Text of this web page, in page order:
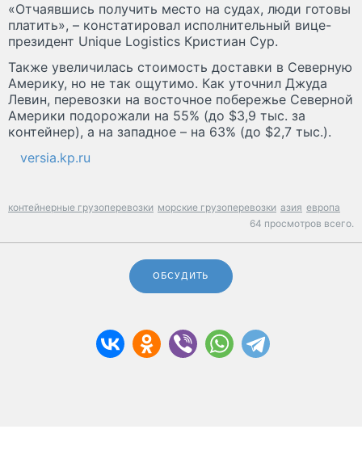
«Отчаявшись получить место на судах, люди готовы
платить», – констатировал исполнительный вице-
президент Unique Logistics Кристиан Сур.
Также увеличилась стоимость доставки в Северную
Америку, но не так ощутимо. Как уточнил Джуда
Левин, перевозки на восточное побережье Северной
Америки подорожали на 55% (до $3,9 тыс. за
контейнер), а на западное – на 63% (до $2,7 тыс.).
versia.kp.ru
контейнерные грузоперевозки морские грузоперевозки азия европа
64 просмотров всего.
ОБСУДИТЬ